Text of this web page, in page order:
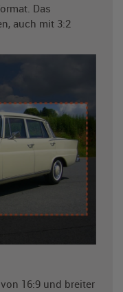
Das
auch mit 3:2
16:9 und breiter